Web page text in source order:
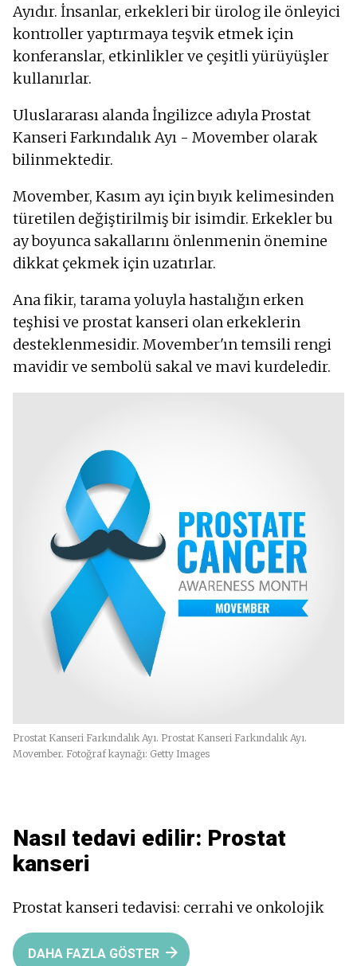
Ayıdır. İnsanlar, erkekleri bir ürolog ile önleyici
kontroller yaptırmaya teşvik etmek için
konferanslar, etkinlikler ve çeşitli yürüyüşler
kullanırlar.
Uluslararası alanda İngilizce adıyla Prostat
Kanseri Farkındalık Ayı - Movember olarak
bilinmektedir.
Movember, Kasım ayı için bıyık kelimesinden
türetilen değiştirilmiş bir isimdir. Erkekler bu
ay boyunca sakallarını önlenmenin önemine
dikkat çekmek için uzatırlar.
Ana fikir, tarama yoluyla hastalığın erken
teşhisi ve prostat kanseri olan erkeklerin
desteklenmesidir. Movember'ın temsili rengi
mavidir ve sembolü sakal ve mavi kurdeledir.
Prostat Kanseri Farkındalık Ayı. Prostat Kanseri Farkındalık Ayı.
Movember. Fotoğraf kaynağı: Getty Images
Nasıl tedavi edilir: Prostat
kanseri
Prostat kanseri tedavisi: cerrahi ve onkolojik
DAHA FAZLA GÖSTER